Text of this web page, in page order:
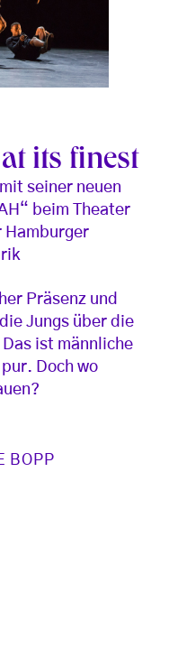
its finest
seiner neuen
beim Theater
Hamburger
Präsenz und
Jungs über die
ist männliche
Doch wo
BOPP